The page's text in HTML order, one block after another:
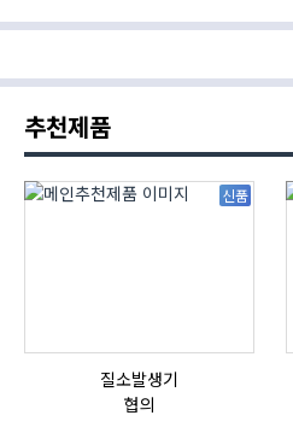
추천제품
신품
질소발생기
협의